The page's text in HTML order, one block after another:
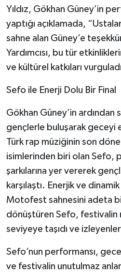
Yıldız, Gökhan Güney’in
yaptığı açıklamada,
sahne alan Güney’e
Yardımcısı, bu tür
ve kültürel katkıları
Sefo ile Enerji Dolu Bir Final
Gökhan Güney’in ardından
gençlerle buluşarak geceyi
Türk rap müziğinin son
isimlerinden biri olan Sefo,
şarkılarına yer vererek
karşılaştı. Enerjik ve
Motofest sahnesini adeta
dönüştüren Sefo, festivalin
seviyeye taşıdı ve
Sefo’nun performansı,
ve festivalin unutulmaz